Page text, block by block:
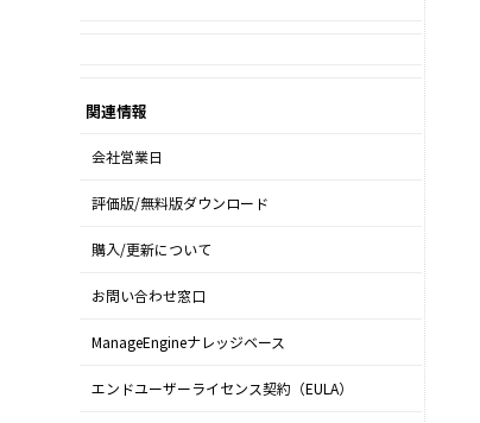
関連情報
会社営業日
評価版/無料版ダウンロード
購入/更新について
お問い合わせ窓口
ManageEngineナレッジベース
エンドユーザーライセンス契約（EULA）